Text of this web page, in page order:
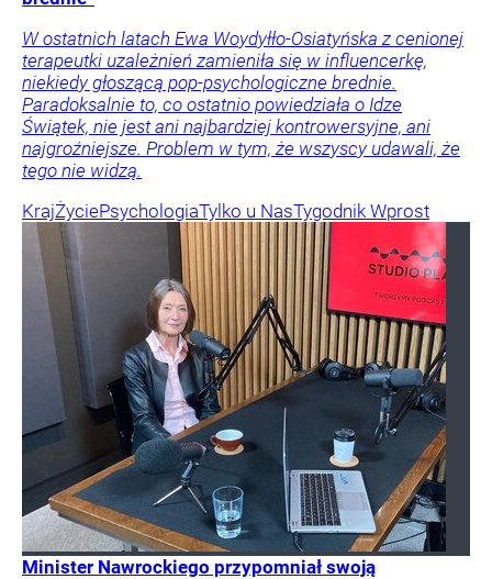
W ostatnich latach Ewa Woydyłło-Osiatyńska z cenionej
terapeutki uzależnień zamieniła się w influencerkę,
niekiedy głoszącą pop-psychologiczne brednie.
Paradoksalnie to, co ostatnio powiedziała o Idze
Świątek, nie jest ani najbardziej kontrowersyjne, ani
najgroźniejsze. Problem w tym, że wszyscy udawali, że
tego nie widzą.
KrajŻyciePsychologiaTylko u NasTygodnik Wprost
Minister Nawrockiego przypomniał swoją